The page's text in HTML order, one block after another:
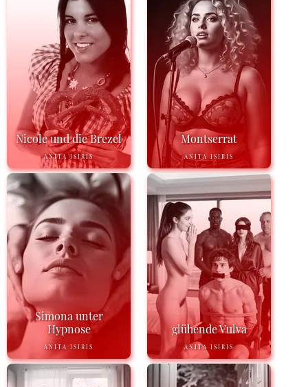
Nicole und die Brezel
ANITA ISIRIS
Montserrat
ANITA ISIRIS
Simona unter
Hypnose
ANITA ISIRIS
glühende Vulva
ANITA ISIRIS